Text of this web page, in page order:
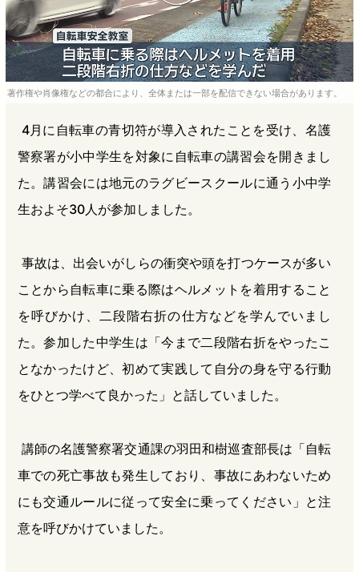
著作権や肖像権などの都合により、全体または一部を配信できない場合があります。
4月に自転車の青切符が導入されたことを受け、名護
警察署が小中学生を対象に自転車の講習会を開きまし
た。講習会には地元のラグビースクールに通う小中学
生およそ30人が参加しました。
事故は、出会いがしらの衝突や頭を打つケースが多い
ことから自転車に乗る際はヘルメットを着用すること
を呼びかけ、二段階右折の仕方などを学んでいまし
た。参加した中学生は「今まで二段階右折をやったこ
となかったけど、初めて実践して自分の身を守る行動
をひとつ学べて良かった」と話していました。
講師の名護警察署交通課の羽田和樹巡査部長は「自転
車での死亡事故も発生しており、事故にあわないため
にも交通ルールに従って安全に乗ってください」と注
意を呼びかけていました。